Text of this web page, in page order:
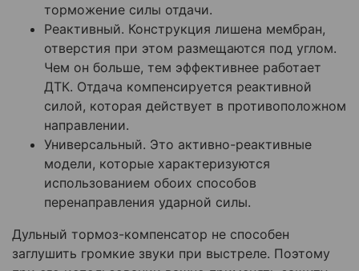
торможение силы отдачи.
Реактивный. Конструкция лишена мембран,
отверстия при этом размещаются под углом.
Чем он больше, тем эффективнее работает
ДТК. Отдача компенсируется реактивной
силой, которая действует в противоположном
направлении.
Универсальный. Это активно-реактивные
модели, которые характеризуются
использованием обоих способов
перенаправления ударной силы.
Дульный тормоз-компенсатор не способен
заглушить громкие звуки при выстреле. Поэтому